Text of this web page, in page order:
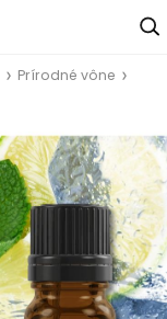
Prírodné vône